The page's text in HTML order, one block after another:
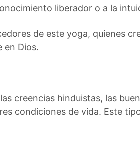
liberador o a la
de este yoga, quienes
en Dios.
creencias hinduistas, las
condiciones de vida. Este